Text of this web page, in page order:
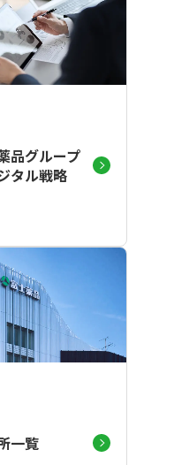
品グループ
タル戦略
一覧